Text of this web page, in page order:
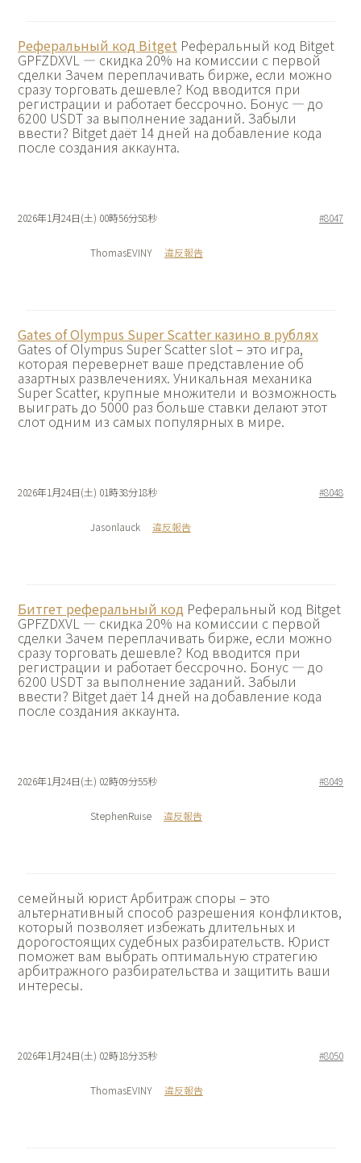
Реферальный код Bitget Реферальный код Bitget
GPFZDXVL — скидка 20% на комиссии с первой
сделки Зачем переплачивать бирже, если можно
сразу торговать дешевле? Код вводится при
регистрации и работает бессрочно. Бонус — до
6200 USDT за выполнение заданий. Забыли
ввести? Bitget даёт 14 дней на добавление кода
после создания аккаунта.
2026年1月24日(土) 00時56分58秒 #8047
ThomasEVINY 違反報告
Gates of Olympus Super Scatter казино в рублях
Gates of Olympus Super Scatter slot – это игра,
которая перевернет ваше представление об
азартных развлечениях. Уникальная механика
Super Scatter, крупные множители и возможность
выиграть до 5000 раз больше ставки делают этот
слот одним из самых популярных в мире.
2026年1月24日(土) 01時38分18秒 #8048
Jasonlauck 違反報告
Битгет реферальный код Реферальный код Bitget
GPFZDXVL — скидка 20% на комиссии с первой
сделки Зачем переплачивать бирже, если можно
сразу торговать дешевле? Код вводится при
регистрации и работает бессрочно. Бонус — до
6200 USDT за выполнение заданий. Забыли
ввести? Bitget даёт 14 дней на добавление кода
после создания аккаунта.
2026年1月24日(土) 02時09分55秒 #8049
StephenRuise 違反報告
семейный юрист Арбитраж споры – это
альтернативный способ разрешения конфликтов,
который позволяет избежать длительных и
дорогостоящих судебных разбирательств. Юрист
поможет вам выбрать оптимальную стратегию
арбитражного разбирательства и защитить ваши
интересы.
2026年1月24日(土) 02時18分35秒 #8050
ThomasEVINY 違反報告